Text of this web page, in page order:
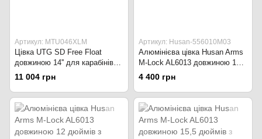
Артикул: MTU046XLM
Цівка UTG SD Free Float
довжиною 14'' для карабінів
AR15 чорний
11 004 грн
Артикул: Husan-556010M03
Алюмінієва цівка Husan Arms
M-Lock AL6013 довжиною 10
дюймів з покриттям Ceracote.
4 400 грн